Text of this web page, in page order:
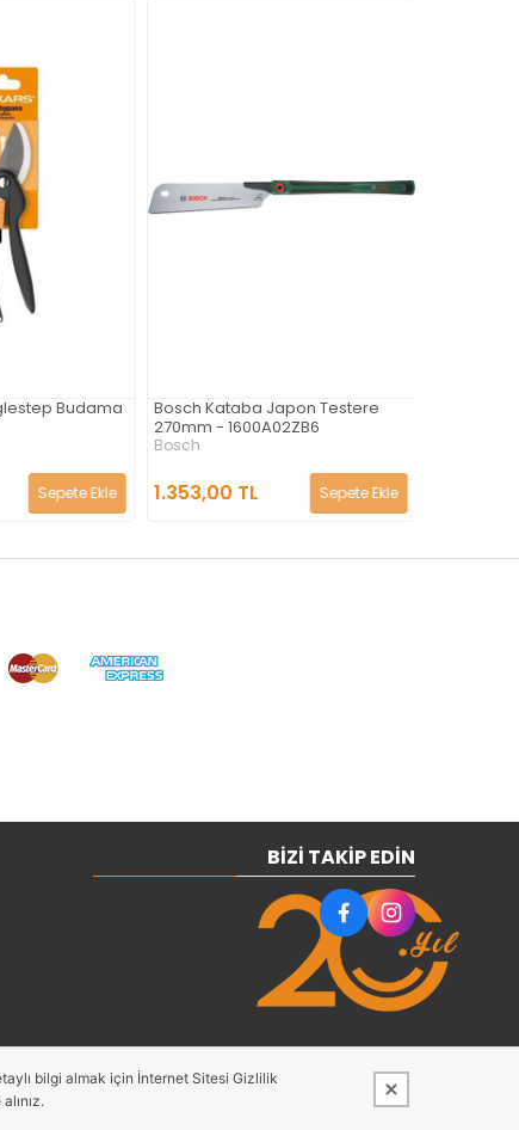
Budama
Sepete Ekle
Bosch Kataba Japon Testere
270mm - 1600A02ZB6
Bosch
1.353,00 TL Sepete Ekle
BIZI TAKIP EDIN
bilgi almak için İnternet Sitesi Gizlilik